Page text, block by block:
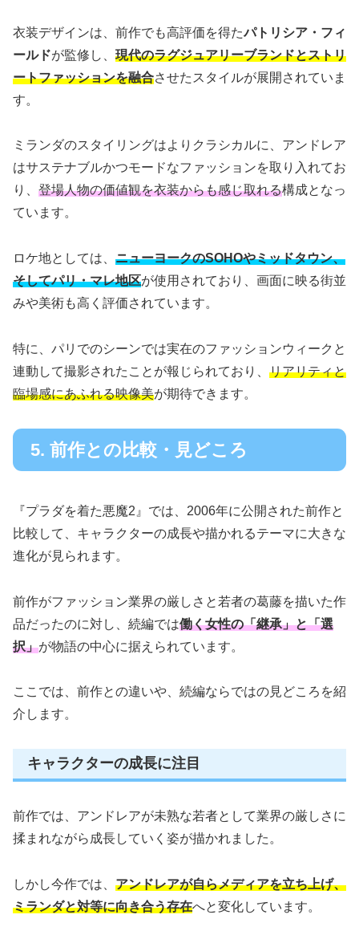
衣装デザインは、前作でも高評価を得たパトリシア・フィ
ールドが監修し、 現代のラグジュアリーブランドとストリ
ートファッションを融合させたスタイルが展開されていま
す。
ミランダのスタイリングはよりクラシカルに、アンドレア
はサステナブルかつモードなファッションを取り入れてお
り、 登場人物の価値観を衣装からも感じ取れる構成となっ
ています。
ロケ地としては、 ニューヨークのSOHOやミッドタウン、
そしてパリ・マレ地区が使用されており、画面に映る街並
みや美術も高く評価されています。
特に、パリでのシーンでは実在のファッションウィークと
連動して撮影されたことが報じられており、 リアリティと
臨場感にあふれる映像美が期待できます。
5. 前作との比較・見どころ
『プラダを着た悪魔2』では、2006年に公開された前作と
比較して、キャラクターの成長や描かれるテーマに大きな
進化が見られます。
前作がファッション業界の厳しさと若者の葛藤を描いた作
品だったのに対し、続編では働く女性の「継承」と「選
択」が物語の中心に据えられています。
ここでは、前作との違いや、続編ならではの見どころを紹
介します。
キャラクターの成長に注目
前作では、アンドレアが未熟な若者として業界の厳しさに
揉まれながら成長していく姿が描かれました。
しかし今作では、 アンドレアが自らメディアを立ち上げ、
ミランダと対等に向き合う存在へと変化しています。